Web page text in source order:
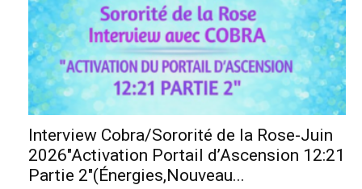
Interview Cobra/Sororité de la Rose-Juin
2026″Activation Portail d’Ascension 12:21
Partie 2″(Énergies,Nouveau...